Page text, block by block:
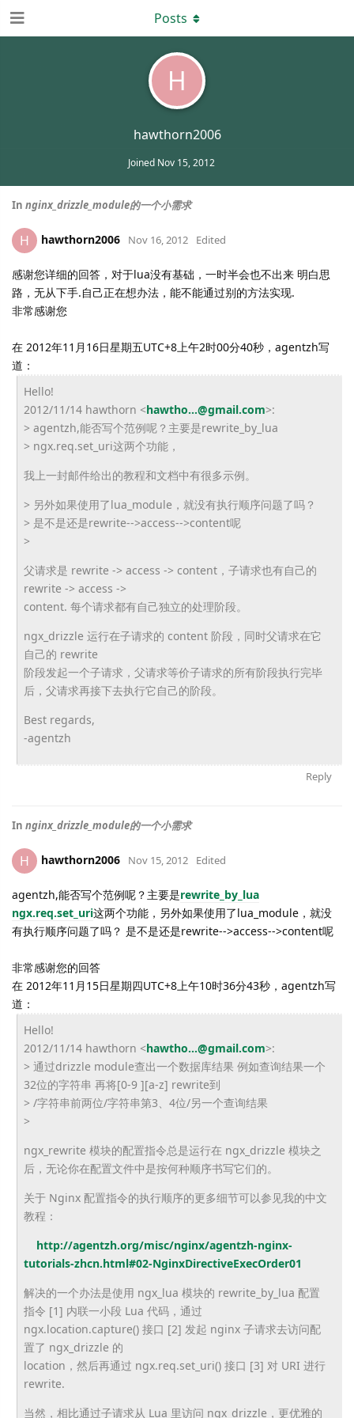
H
hawthorn2006
Joined Nov 15, 2012
Posts
In nginx_drizzle_module的一个小需求
H hawthorn2006 Nov 16, 2012 Edited
感谢您详细的回答，对于lua没有基础，一时半会也不出来 明白思
路，无从下手.自己正在想办法，能不能通过别的方法实现.
非常感谢您
在 2012年11月16日星期五UTC+8上午2时00分40秒，agentzh写
道：
Hello!
2012/11/14 hawthorn <hawtho...@gmail.com>:
> agentzh,能否写个范例呢？主要是rewrite_by_ lua
> ngx.req.set_uri这两个功能，
我上一封邮件给出的教程和文档中有很多示例。
> 另外如果使用了lua_module，就没有执行顺序问题了吗？
> 是不是还是rewrite-->access-->content呢
>
父请求是 rewrite -> access -> content，子请求也有自己的
rewrite -> access ->
content. 每个请求都有自己独立的处理阶段。
ngx_drizzle 运行在子请求的 content 阶段，同时父请求在它
自己的 rewrite
阶段发起一个子请求，父请求等价子请求的所有阶段执行完毕
后， 父请求再接下去执行它自己的阶段。
Best regards,
-agentzh
Reply
In nginx_drizzle_module的一个小需求
H hawthorn2006 Nov 15, 2012 Edited
agentzh,能否写个范例呢？主要是rewrite_by_lua
ngx.req.set_uri这两个功能，另外如果使用了lua_module，就没
有执行顺序问题了吗？ 是不是还是rewrite-->access-->content呢
非常感谢您的回答
在 2012年11月15日星期四UTC+8上午10时36分43秒，agentzh写
道：
Hello!
2012/11/14 hawthorn <hawtho...@gmail.com>:
> 通过drizzle module查出一个数据库结果 例如查询结果一个
32位的字符串 再将[0-9 ][a-z] rewrite到
> /字符串前两位/字符串第3、4位/另一个查询结果
>
ngx_rewrite 模块的配置指令总是运行在 ngx_drizzle 模块之
后，无论你在配置文件中是按何种顺序书写它们的。
关于 Nginx 配置指令的执行顺序的更多细节可以参见我的中文
教程：
http://agentzh.org/misc/nginx/agentzh-nginx-
tutorials-zhcn.html#02-NginxDirectiveExecOrder01
解决的一个办法是使用 ngx_lua 模块的 rewrite_by_lua 配置
指令 [1] 内联一小段 Lua 代码，通过
ngx.location.capture() 接口 [2] 发起 nginx 子请求去访问配
置了 ngx_drizzle 的
location，然后再通过 ngx.req.set_uri() 接口 [3] 对 URI 进行
rewrite.
当然，相比通过子请求从 Lua 里访问 ngx_drizzle，更优雅的